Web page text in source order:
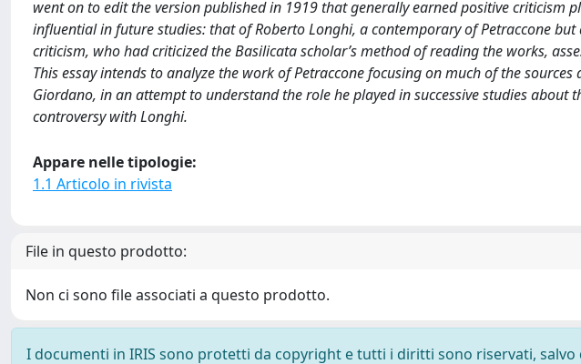
went on to edit the version published in 1919 that generally earned positive criticism
influential in future studies: that of Roberto Longhi, a contemporary of Petraccone
criticism, who had criticized the Basilicata scholar’s method of reading the works,
This essay intends to analyze the work of Petraccone focusing on much of the
Giordano, in an attempt to understand the role he played in successive studies about
controversy with Longhi.
Appare nelle tipologie:
1.1 Articolo in rivista
File in questo prodotto:
Non ci sono file associati a questo prodotto.
I documenti in IRIS sono protetti da copyright e tutti i diritti sono riservati, salvo